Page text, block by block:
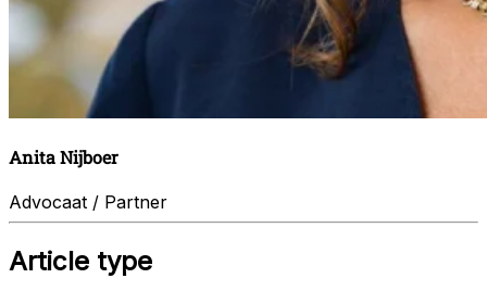
Anita Nijboer
Advocaat / Partner
Article type